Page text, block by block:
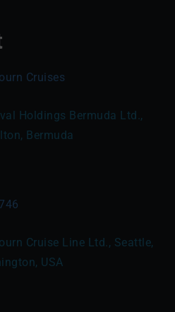
Cruises
Holdings Bermuda Ltd.,
Bermuda
Cruise Line Ltd., Seattle,
USA